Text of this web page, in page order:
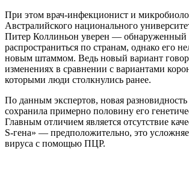
При этом врач-инфекционист и
Австралийского национального
Питер Коллиньон уверен — обнаруженный
распространиться по странам, однако его
новым штаммом. Ведь новый вариант
изменениях в сравнении с вариантами
которыми люди столкнулись ранее.
По данным экспертов, новая
сохранила примерно половину его
Главным отличием является отсутствие
S-гена» — предположительно, это
вируса с помощью ПЦР.